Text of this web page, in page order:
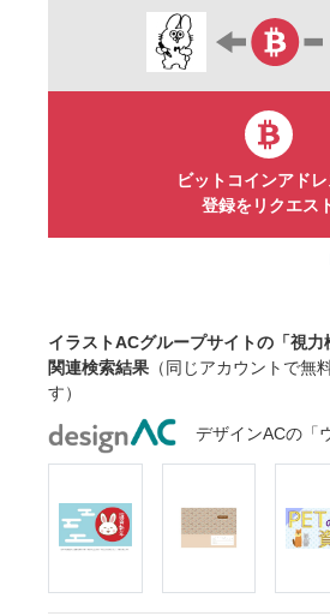
ビットコインアド
登録をリクエス
イラストACグループサイトの「視
関連検索結果 （同じアカウントで無
す）
デザインACの「